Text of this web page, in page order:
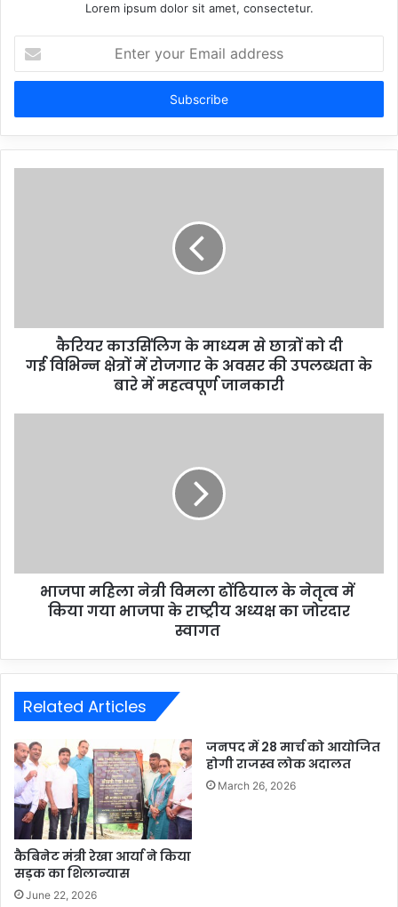
Lorem ipsum dolor sit amet, consectetur.
your
Email
कैरियर काउसिंलिग के माध्यम से छात्रों को दी
गई विभिन्न क्षेत्रों में रोजगार के अवसर की उपलब्धता के
बारे में महत्वपूर्ण जानकारी
भाजपा महिला नेत्री विमला ढोंढियाल के नेतृत्व में
किया गया भाजपा के राष्ट्रीय अध्यक्ष का जोरदार
स्वागत
Related Articles
कैबिनेट मंत्री रेखा आर्या ने किया
सड़क का शिलान्यास
June 22, 2026
जनपद में 28 मार्च को आयोजित
होगी राजस्व लोक अदालत
March 26, 2026